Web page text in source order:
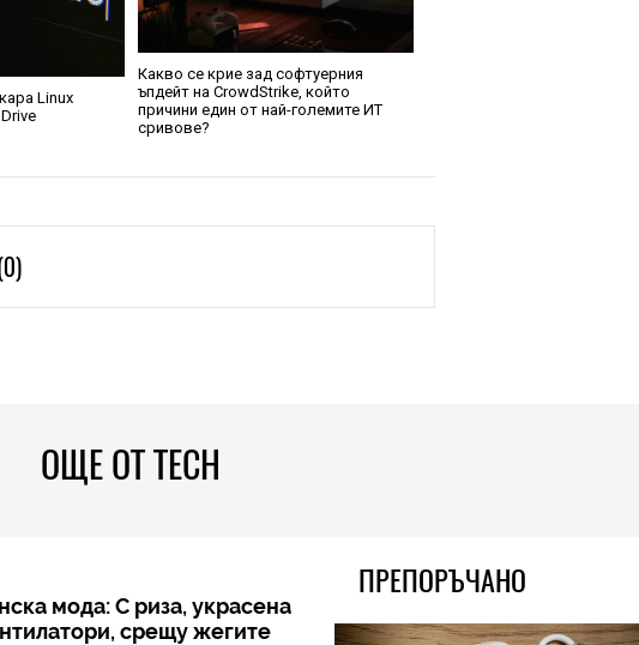
Linux
Какво се крие зад софтуерния
ъпдейт на CrowdStrike, който
причини един от най-големите ИТ
сривове?
ОЩЕ ОТ TECH
мода: С риза, украсена
срещу жегите
ПРЕПОРЪЧАНО